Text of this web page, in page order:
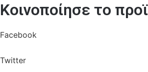
Κοινοποίησε το
Facebook
Twitter